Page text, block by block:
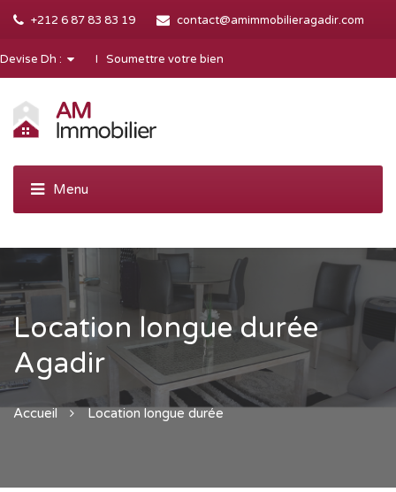
+212 6 87 83 83 19 contact@amimmobilieragadir.com
Devise Dh : I Soumettre votre bien
Location longue durée
Agadir
Accueil Location longue durée